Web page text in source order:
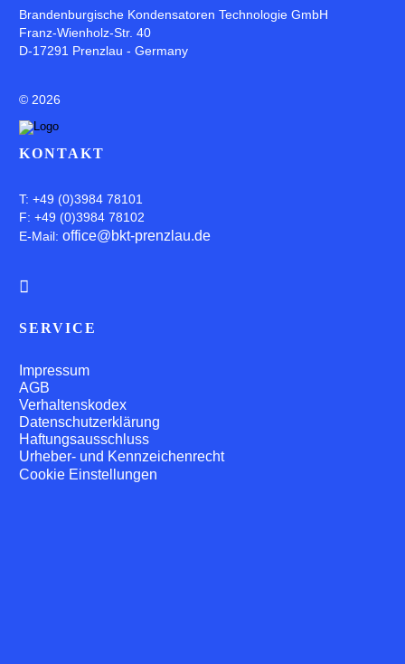
Brandenburgische Kondensatoren Technologie GmbH
Franz-Wienholz-Str. 40
D-17291 Prenzlau - Germany
© 2026
KONTAKT
T: +49 (0)3984 78101
F: +49 (0)3984 78102
E-Mail: office@bkt-prenzlau.de
SERVICE
Impressum
AGB
Verhaltenskodex
Datenschutzerklärung
Haftungsausschluss
Urheber- und Kennzeichenrecht
Cookie Einstellungen